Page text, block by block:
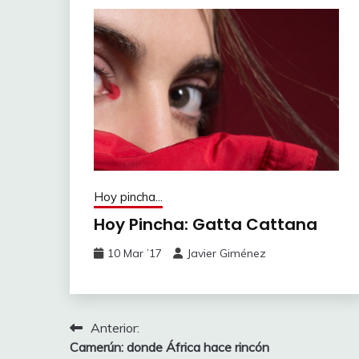
Hoy pincha...
Hoy Pincha: Gatta Cattana
10 Mar ’17 Javier Giménez
Navegación
Anterior:
Camerún: donde África hace rincón